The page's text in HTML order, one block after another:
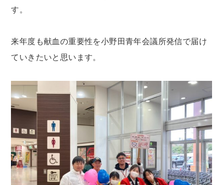
す。
来年度も献血の重要性を小野田青年会議所発信で届け
ていきたいと思います。